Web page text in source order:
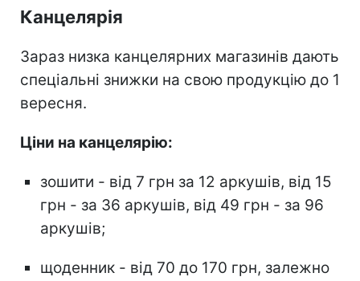
Канцелярія
Зараз низка канцелярних магазинів дають
спеціальні знижки на свою продукцію до 1
вересня.
Ціни на канцелярію:
зошити - від 7 грн за 12 аркушів, від 15
грн - за 36 аркушів, від 49 грн - за 96
аркушів;
щоденник - від 70 до 170 грн, залежно